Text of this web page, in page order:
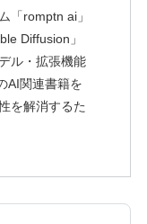
「romptn ai」
Diffusion」
ル・拡張機能
AI関連書籍を
を解消するた